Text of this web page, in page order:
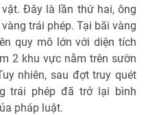
Đây là lần thứ hai, ông
trái phép. Tại bãi vàng
quy mô lớn với diện tích
2 khu vực nằm trên sườn
nhiên, sau đợt truy quét
trái phép đã trở lại bình
pháp luật.